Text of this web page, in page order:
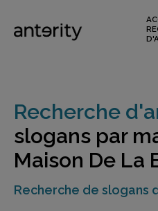
Recherche
slogans par
Maison De La
Recherche de slogans